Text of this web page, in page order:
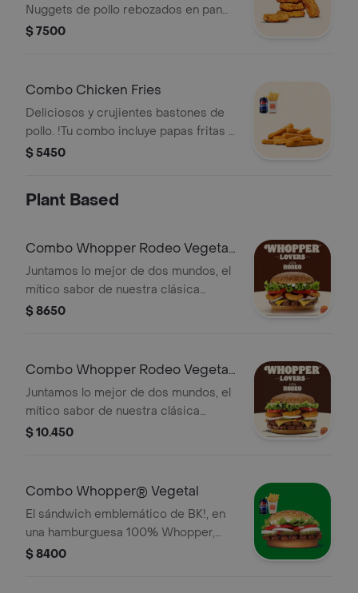
Nuggets de pollo rebozados en pan
rallado. ¡Tu combo incluye papas fritas
$ 7500
Combo Chicken Fries
Deliciosos y crujientes bastones de
pollo. !Tu combo incluye papas fritas o
aros de cebolla y una lata de bebida!
$ 5450
Plant Based
Combo Whopper Rodeo Vegetal
Simple
Juntamos lo mejor de dos mundos, el
mítico sabor de nuestra clásica
Whopper Vegetal de siempre, pero
combinación perfecta de sabores y
texturas en cada bocado! ¡Tu combo
incluye pa
$ 8650
Combo Whopper Rodeo Vegetal
Doble
Juntamos lo mejor de dos mundos, el
mítico sabor de nuestra clásica
Whopper Vegetal de siempre, pero
combinación perfecta de sabores y
texturas en cada bocado! ¡Tu combo
incluye pa
$ 10.450
Combo Whopper® Vegetal
El sándwich emblemático de BK!, en
una hamburguesa 100% Whopper,
0% carne, hecha completamente de
$ 8400